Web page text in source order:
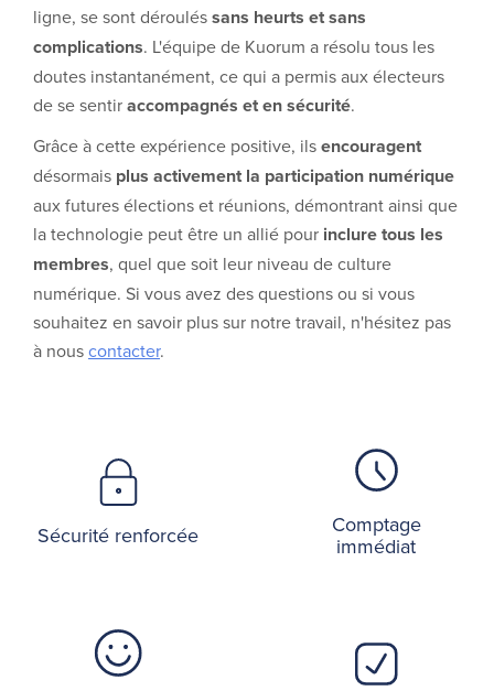
ligne, se sont dérouléssans heurts et sans
complications. L'équipe de Kuorum a résolu tous les
doutes instantanément, ce qui a permis aux électeurs
de se sentiraccompagnés et en sécurité.
Grâce à cette expérience positive, ilsencouragent
désormais plus activement la participation numérique
aux futures élections et réunions, démontrant ainsi que
la technologie peut être un allié pour inclure tous les
membres, quel que soit leur niveau de culture
numérique. Si vous avez des questions ou si vous
souhaitez en savoir plus sur notre travail, n'hésitez pas
à nouscontacter.
Sécurité renforcée
Comptage
immédiat